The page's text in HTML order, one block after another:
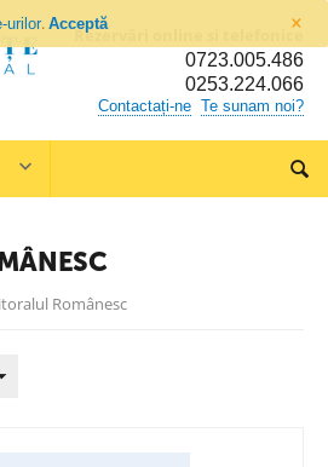
×
urilor. Acceptă
Rezervări online si telefonice
0723.005.486
0253.224.066
Contactați-ne Te sunam noi?
Românesc